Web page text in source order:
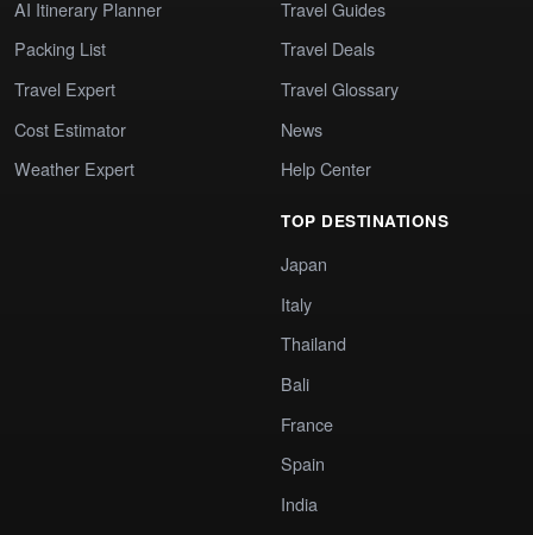
AI Itinerary Planner
Packing List
Travel Expert
Cost Estimator
Weather Expert
Travel Guides
Travel Deals
Travel Glossary
News
Help Center
TOP DESTINATIONS
Japan
Italy
Thailand
Bali
France
Spain
India